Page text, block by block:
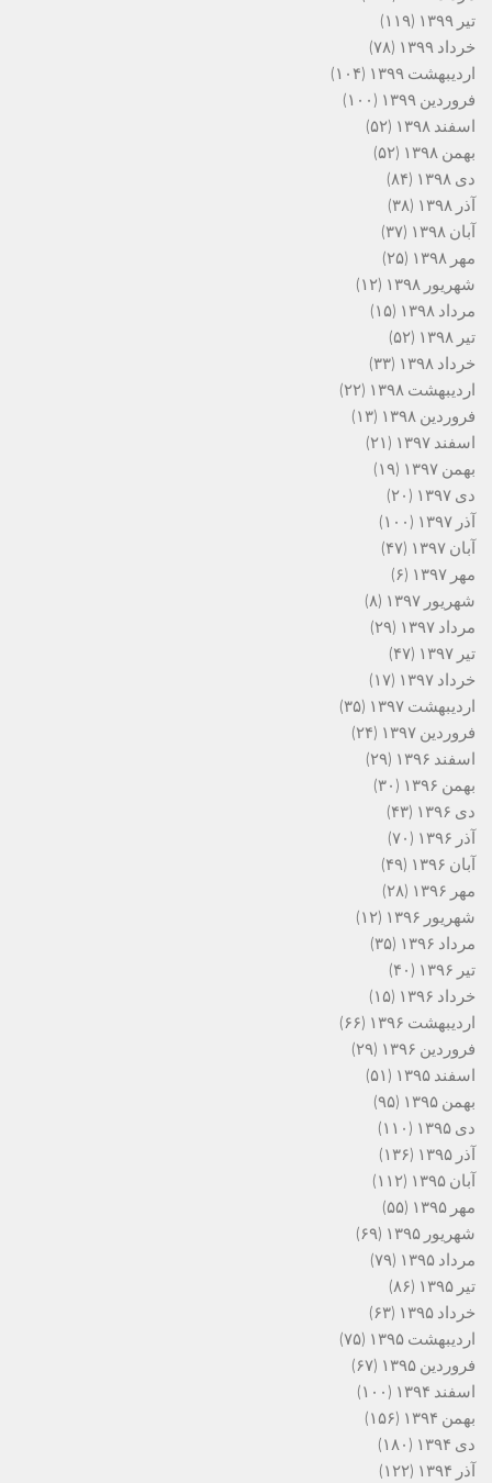
تیر ۱۳۹۹
(۱۱۹)
خرداد ۱۳۹۹
(۷۸)
اردیبهشت ۱۳۹۹
(۱۰۴)
فروردین ۱۳۹۹
(۱۰۰)
اسفند ۱۳۹۸
(۵۲)
بهمن ۱۳۹۸
(۵۲)
دی ۱۳۹۸
(۸۴)
آذر ۱۳۹۸
(۳۸)
آبان ۱۳۹۸
(۳۷)
مهر ۱۳۹۸
(۲۵)
شهریور ۱۳۹۸
(۱۲)
مرداد ۱۳۹۸
(۱۵)
تیر ۱۳۹۸
(۵۲)
خرداد ۱۳۹۸
(۳۳)
اردیبهشت ۱۳۹۸
(۲۲)
فروردین ۱۳۹۸
(۱۳)
اسفند ۱۳۹۷
(۲۱)
بهمن ۱۳۹۷
(۱۹)
دی ۱۳۹۷
(۲۰)
آذر ۱۳۹۷
(۱۰۰)
آبان ۱۳۹۷
(۴۷)
مهر ۱۳۹۷
(۶)
شهریور ۱۳۹۷
(۸)
مرداد ۱۳۹۷
(۲۹)
تیر ۱۳۹۷
(۴۷)
خرداد ۱۳۹۷
(۱۷)
اردیبهشت ۱۳۹۷
(۳۵)
فروردین ۱۳۹۷
(۲۴)
اسفند ۱۳۹۶
(۲۹)
بهمن ۱۳۹۶
(۳۰)
دی ۱۳۹۶
(۴۳)
آذر ۱۳۹۶
(۷۰)
آبان ۱۳۹۶
(۴۹)
مهر ۱۳۹۶
(۲۸)
شهریور ۱۳۹۶
(۱۲)
مرداد ۱۳۹۶
(۳۵)
تیر ۱۳۹۶
(۴۰)
خرداد ۱۳۹۶
(۱۵)
اردیبهشت ۱۳۹۶
(۶۶)
فروردین ۱۳۹۶
(۲۹)
اسفند ۱۳۹۵
(۵۱)
بهمن ۱۳۹۵
(۹۵)
دی ۱۳۹۵
(۱۱۰)
آذر ۱۳۹۵
(۱۳۶)
آبان ۱۳۹۵
(۱۱۲)
مهر ۱۳۹۵
(۵۵)
شهریور ۱۳۹۵
(۶۹)
مرداد ۱۳۹۵
(۷۹)
تیر ۱۳۹۵
(۸۶)
خرداد ۱۳۹۵
(۶۳)
اردیبهشت ۱۳۹۵
(۷۵)
فروردین ۱۳۹۵
(۶۷)
اسفند ۱۳۹۴
(۱۰۰)
بهمن ۱۳۹۴
(۱۵۶)
دی ۱۳۹۴
(۱۸۰)
آذر ۱۳۹۴
(۱۲۲)